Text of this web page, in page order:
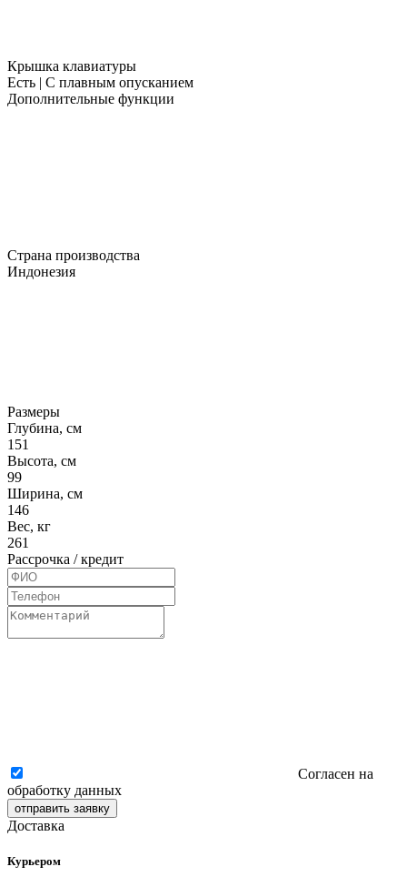
Крышка клавиатуры
Есть | С плавным опусканием
Дополнительные функции
Страна производства
Индонезия
Размеры
Глубина, см
151
Высота, см
99
Ширина, см
146
Вес, кг
261
Рассрочка / кредит
Согласен на
обработку данных
отправить заявку
Доставка
Курьером